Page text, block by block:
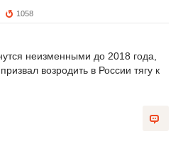
1058
неизменными до 2018 года,
возродить в России тягу к